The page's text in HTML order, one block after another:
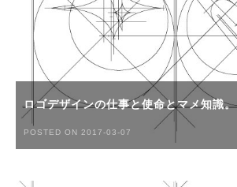
ロゴデザインの仕事と使命とマメ知識。
POSTED ON 2017-03-07